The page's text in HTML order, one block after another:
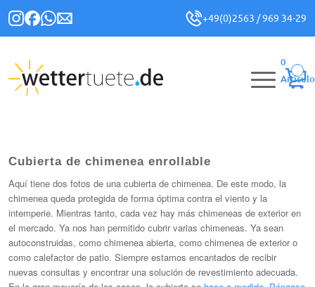
+49(0)2563 / 969 34-29
0
Artículo
Cubierta de chimenea enrollable
Aquí tiene dos fotos de una cubierta de chimenea. De este modo, la
chimenea queda protegida de forma óptima contra el viento y la
intemperie. Mientras tanto, cada vez hay más chimeneas de exterior en
el mercado. Ya nos han permitido cubrir varias chimeneas. Ya sean
autoconstruidas, como chimenea abierta, como chimenea de exterior o
como calefactor de patio. Siempre estamos encantados de recibir
nuevas consultas y encontrar una solución de revestimiento adecuada.